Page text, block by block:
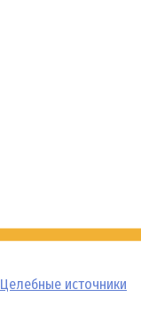
Целебные источники